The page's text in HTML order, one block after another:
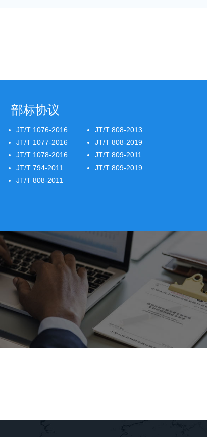
部标协议
JT/T 1076-2016
JT/T 1077-2016
JT/T 1078-2016
JT/T 794-2011
JT/T 808-2011
JT/T 808-2013
JT/T 808-2019
JT/T 809-2011
JT/T 809-2019